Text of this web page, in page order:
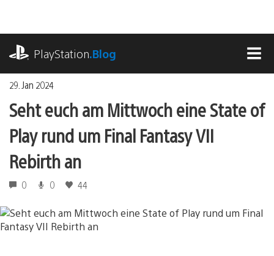
springen
PlayStation.Blog
29. Jan 2024
Seht euch am Mittwoch eine State of
Play rund um Final Fantasy VII
Rebirth an
0 0 44